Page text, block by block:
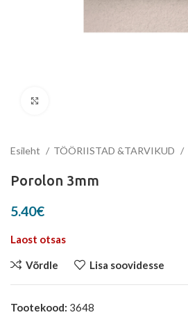
Esileht TÖÖRIISTAD &TARVIKUD
Porolon 3mm
5.40€
Laost otsas
Võrdle Lisa soovidesse
Tootekood: 3648